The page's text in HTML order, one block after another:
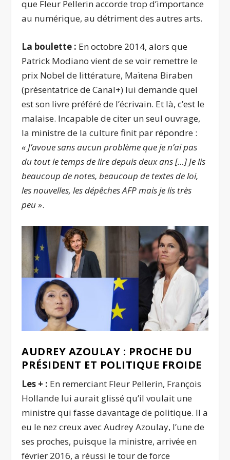
que Fleur Pellerin accorde trop d’importance
au numérique, au détriment des autres arts.
La boulette : En octobre 2014, alors que
Patrick Modiano vient de se voir remettre le
prix Nobel de littérature, Maïtena Biraben
(présentatrice de Canal+) lui demande quel
est son livre préféré de l’écrivain. Et là, c’est le
malaise. Incapable de citer un seul ouvrage,
la ministre de la culture finit par répondre :
«J’avoue sans aucun problème que je n’ai pas
du tout le temps de lire depuis deux ans […]Je lis
beaucoup de notes, beaucoup de textes de loi,
les nouvelles, les dépêches AFP mais je lis très
peu».
AUDREY AZOULAY : PROCHE DU
PRÉSIDENT ET POLITIQUE FROIDE
Les + : En remerciant Fleur Pellerin, François
Hollande lui aurait glissé qu’il voulait une
ministre qui fasse davantage de politique. Il a
eu le nez creux avec Audrey Azoulay, l’une de
ses proches, puisque la ministre, arrivée en
février 2016, a réussi le tour de force